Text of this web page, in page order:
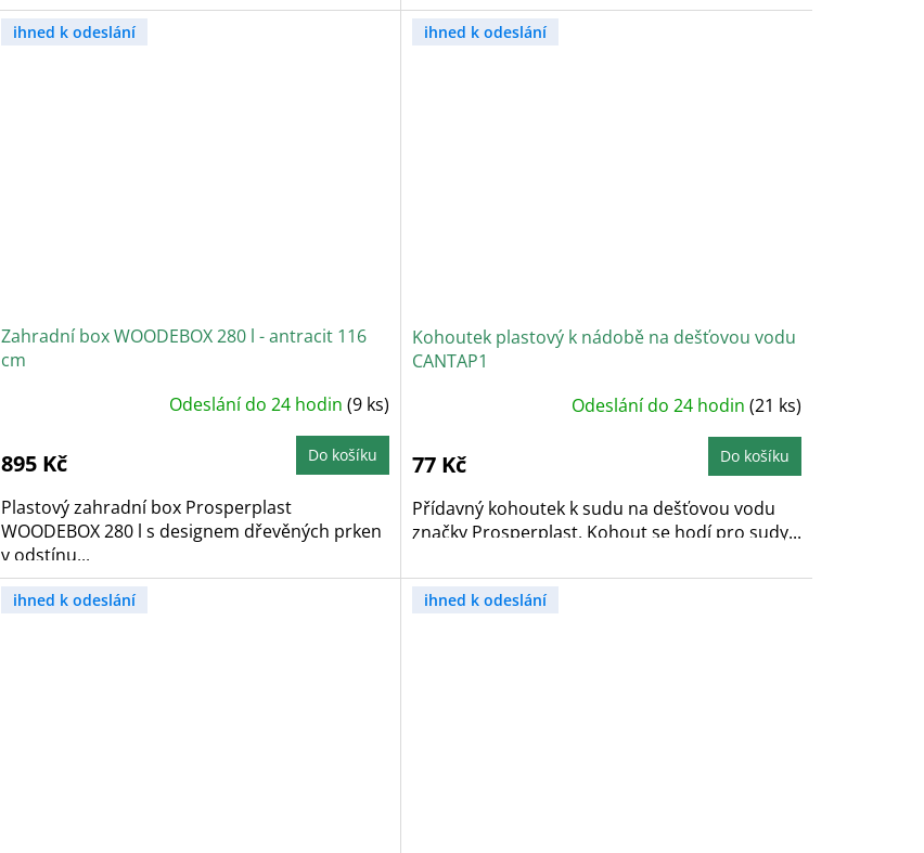
ihned k odeslání
Zahradní box WOODEBOX 280 l - antracit 116
cm
4,6
z
hvězdiček.
Odeslání do 24 hodin (9 ks)
895 Kč Do košíku
Plastový zahradní box Prosperplast
WOODEBOX 280 l s designem dřevěných prken
v odstínu...
ihned k odeslání
Kohoutek plastový k nádobě na dešťovou vodu
CANTAP1
5,0
z
hvězdiček.
Odeslání do 24 hodin (21 ks)
77 Kč Do košíku
Přídavný kohoutek k sudu na dešťovou vodu
značky Prosperplast. Kohout se hodí pro sudy...
ihned k odeslání ihned k odeslání